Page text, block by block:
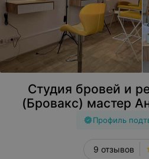
Студия бровей и
(Бровакс) мастер
Профиль
9 отзывов